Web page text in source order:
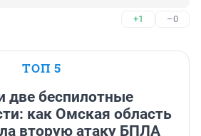
+1 –0
ТОП 5
две беспилотные
как Омская область
вторую атаку БПЛА